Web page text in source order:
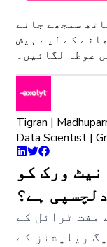
سمجھے جانے
کے لیے ہیش
غوطہ لگائیں۔
Tigran |
Data Scientist |
ورک کو
ہے؟
مفت ٹرائل کے
ریلیشنز کے